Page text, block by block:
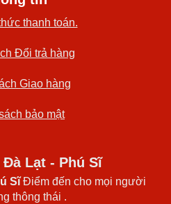
thanh toán.
Đổi trả hàng
Giao hàng
bảo mật
Đà Lạt - Phú Sĩ
SĩĐiểm đến cho mọi người
thông thái .